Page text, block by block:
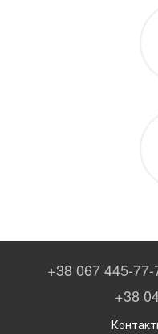
+38 067 445-77-
+38